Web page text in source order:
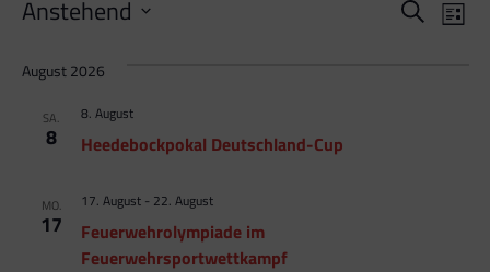
SucheListe
Anstehend
wählen.
August 2026
SA.
8 Heedebockpokal Deutschland-Cup
8. August
MO.
17
Feuerwehrolympiade im
Feuerwehrsportwettkampf
17. August- 22. August